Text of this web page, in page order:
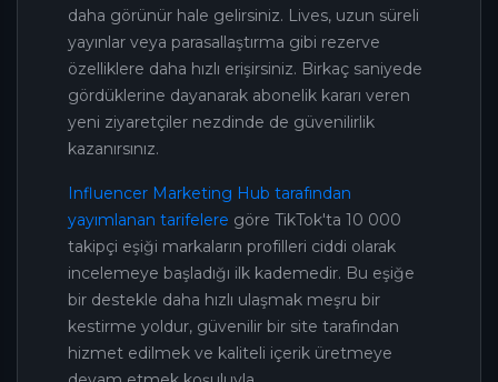
daha görünür hale gelirsiniz. Lives, uzun süreli
yayınlar veya parasallaştırma gibi rezerve
özelliklere daha hızlı erişirsiniz. Birkaç saniyede
gördüklerine dayanarak abonelik kararı veren
yeni ziyaretçiler nezdinde de güvenilirlik
kazanırsınız.
Influencer Marketing Hub tarafından
yayımlanan tarifelere göre TikTok'ta 10 000
takipçi eşiği markaların profilleri ciddi olarak
incelemeye başladığı ilk kademedir. Bu eşiğe
bir destekle daha hızlı ulaşmak meşru bir
kestirme yoldur, güvenilir bir site tarafından
hizmet edilmek ve kaliteli içerik üretmeye